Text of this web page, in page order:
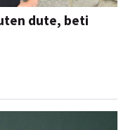
dute, beti